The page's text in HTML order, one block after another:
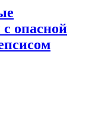
опасной